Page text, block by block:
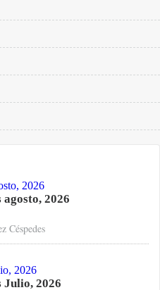
2026
Céspedes
2026